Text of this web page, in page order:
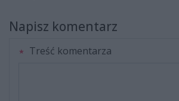
Napisz komentarz
Treść komentarza